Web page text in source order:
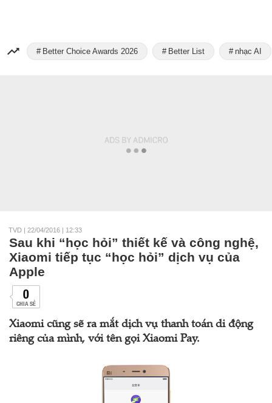
Better Choice Awards 2026 Better List nhạc AI
TVD | 22/04/2016 | 12:33
Sau khi “học hỏi” thiết kế và công nghệ,
Xiaomi tiếp tục “học hỏi” dịch vụ của
Apple
0
CHIA SẺ
Xiaomi cũng sẽ ra mắt dịch vụ thanh toán di động
riêng của mình, với tên gọi Xiaomi Pay.